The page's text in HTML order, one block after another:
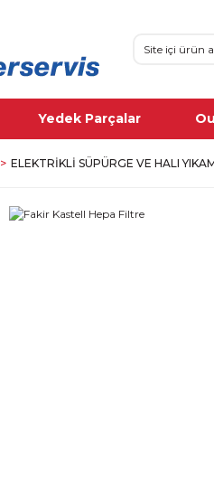
Yedek Parçalar
ELEKTRIKLI SÜPÜRGE VE HALI